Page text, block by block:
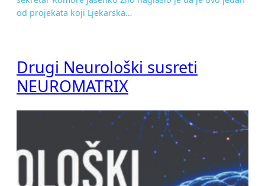
od projekata koji Ljekarska…
Drugi Neurološki susreti
NEUROMATRIX